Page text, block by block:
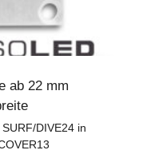
ab 22 mm
DIVE24 in